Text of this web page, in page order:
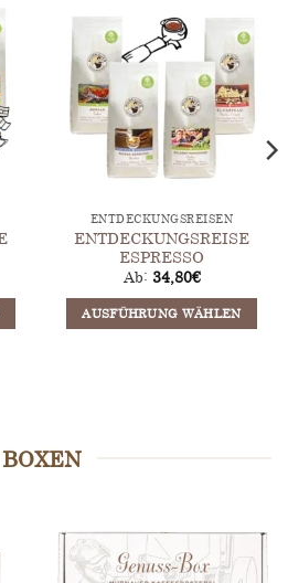
ENTDECKUNGSREISEN
ENTDECKUNGSREISE
ESPRESSO
Ab: 34,80€
AUSFÜHRUNG WÄHLEN
auf
der
BOXEN